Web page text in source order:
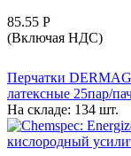
85.55 Р
(Включая НДС)
Перчатки
латексные 25пар/
На складе: 134 шт.